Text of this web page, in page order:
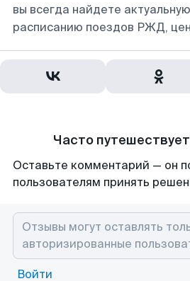
вы всегда найдете
расписанию поездов РЖД,
Часто
Оставьте комментарий — он
пользователям принять
Войти